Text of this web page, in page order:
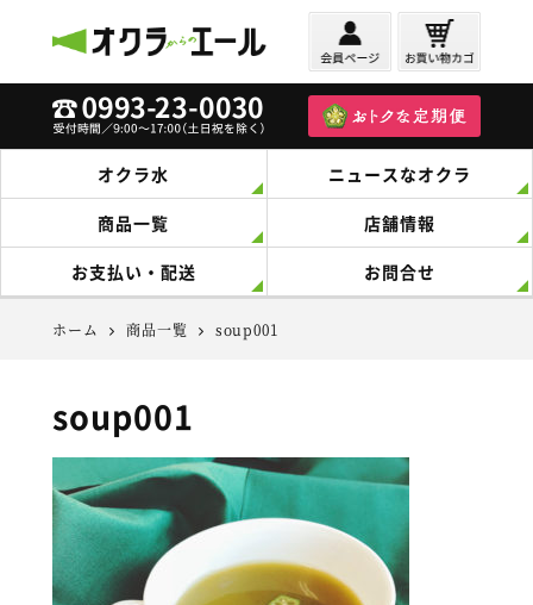
オクラ水 ニュースなオクラ
商品一覧 店舗情報
お支払い・配送 お問合せ
ホーム 商品一覧 soup001
soup001